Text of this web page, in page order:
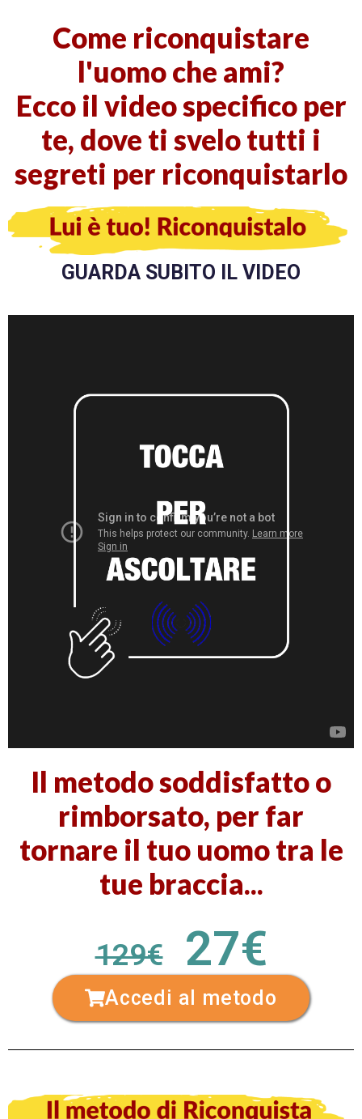
Come riconquistare
l'uomo che ami?
Ecco il video specifico per
te, dove ti svelo tutti i
segreti per riconquistarlo
GUARDA SUBITO IL VIDEO
Il metodo soddisfatto o
rimborsato, per far
tornare il tuo uomo tra le
tue braccia...
129€ 27€
Accedi al metodo